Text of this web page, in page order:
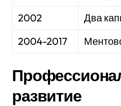
2002
Два
2004-2017
развитие